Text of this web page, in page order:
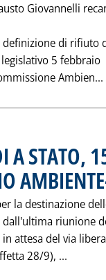
Giovannelli
di rifiuto
5 febbraio
Ambien...
A STATO,
la destinazione
riunione
attesa del via libera
28/9), ...